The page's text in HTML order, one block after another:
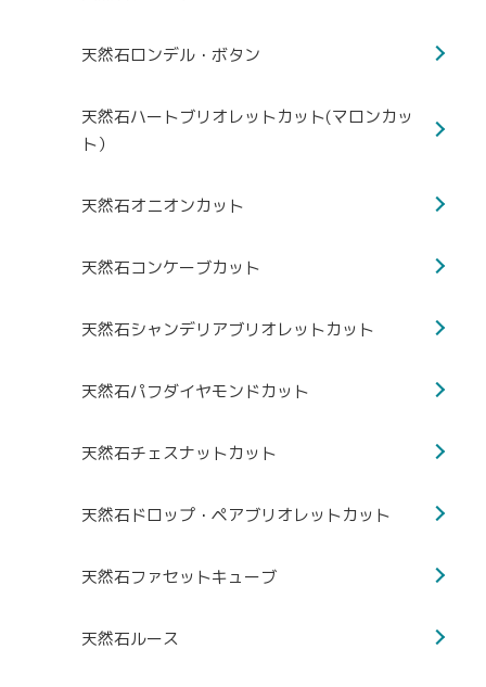
天然石ロンデル・ボタン
天然石ハートブリオレットカット(マロンカッ
ト）
天然石オニオンカット
天然石コンケーブカット
天然石シャンデリアブリオレットカット
天然石パフダイヤモンドカット
天然石チェスナットカット
天然石ドロップ・ペアブリオレットカット
天然石ファセットキューブ
天然石ルース